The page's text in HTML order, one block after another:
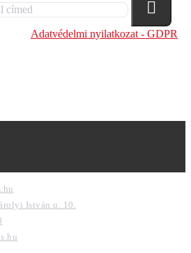
Adatvédelmi nyilatkozat - GDPR
István u. 10.